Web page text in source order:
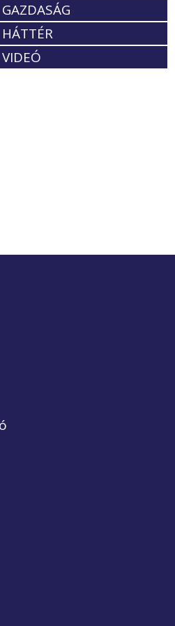
GAZDASÁG
HÁTTÉR
VIDEÓ